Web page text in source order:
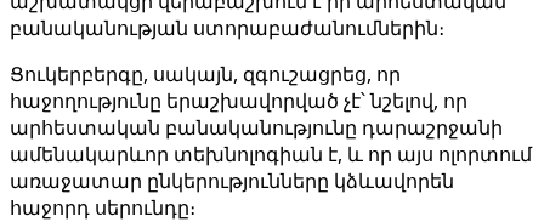
բանականության ստորաբաժանումներին։
Ցուկերբերգը, սակայն, զգուշացրեց, որ
հաջողությունը երաշխավորված չէ՝ նշելով, որ
արհեստական ​​բանականությունը դարաշրջանի
ամենակարևոր տեխնոլոգիան է, և որ այս ոլորտում
առաջատար ընկերությունները կձևավորեն
հաջորդ սերունդը։